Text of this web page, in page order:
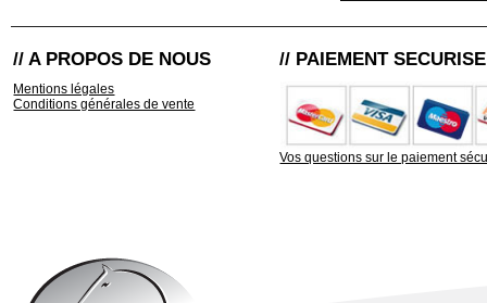
// A PROPOS DE NOUS
Mentions légales
Conditions générales de vente
// PAIEMENT SECURISE
Vos questions sur le paiement